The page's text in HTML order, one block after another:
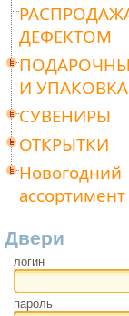
ДЕФЕКТОМ
И УПАКОВКА
СУВЕНИРЫ
ОТКРЫТКИ
Новогодний
ассортимент
Двери
логин
пароль